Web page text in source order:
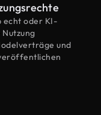
echt oder KI-
und